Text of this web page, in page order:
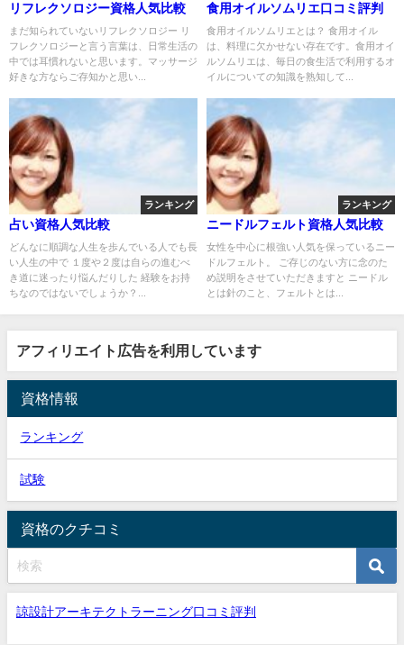
リフレクソロジー資格人気比較
まだ知られていないリフレクソロジー リ
フレクソロジーと言う言葉は、日常生活の
中では耳慣れないと思います。マッサージ
好きな方ならご存知かと思い...
食用オイルソムリエ口コミ評判
食用オイルソムリエとは？ 食用オイル
は、料理に欠かせない存在です。食用オイ
ルソムリエは、毎日の食生活で利用するオ
イルについての知識を熟知して...
ランキング
占い資格人気比較
どんなに順調な人生を歩んでいる人でも長
い人生の中で １度や２度は自らの進むべ
き道に迷ったり悩んだりした 経験をお持
ちなのではないでしょうか？...
ランキング
ニードルフェルト資格人気比較
女性を中心に根強い人気を保っているニー
ドルフェルト。 ご存じのない方に念のた
め説明をさせていただきますと ニードル
とは針のこと、フェルトとは...
アフィリエイト広告を利用しています
資格情報
ランキング
試験
資格のクチコミ
諒設計アーキテクトラーニング口コミ評判